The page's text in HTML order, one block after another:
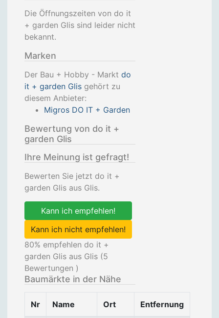
Die Öffnungszeiten von do it
+ garden Glis sind leider nicht
bekannt.
Marken
Der Bau + Hobby - Markt do
it + garden Glis gehört zu
diesem Anbieter:
Migros DO IT + Garden
Bewertung von do it +
garden Glis
Ihre Meinung ist gefragt!
Bewerten Sie jetzt do it +
garden Glis aus Glis.
Kann ich empfehlen!
Kann ich nicht empfehlen!
80% empfehlen do it +
garden Glis aus Glis (5
Bewertungen )
Baumärkte in der Nähe
Nr Name Ort Entfernung